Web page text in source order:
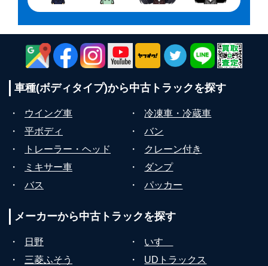
車種(ボディタイプ)から中古トラックを探す
・ ウイング車 ・
冷凍車・冷蔵車
・
平ボディ ・
バン
・
トレーラー・ヘッド ・
クレーン付き
・
ミキサー車 ・
ダンプ
・
バス ・ パッカー
メーカーから中古トラックを探す
・ 日野 ・
いすゞ
・
三菱ふそう ・ UDトラックス